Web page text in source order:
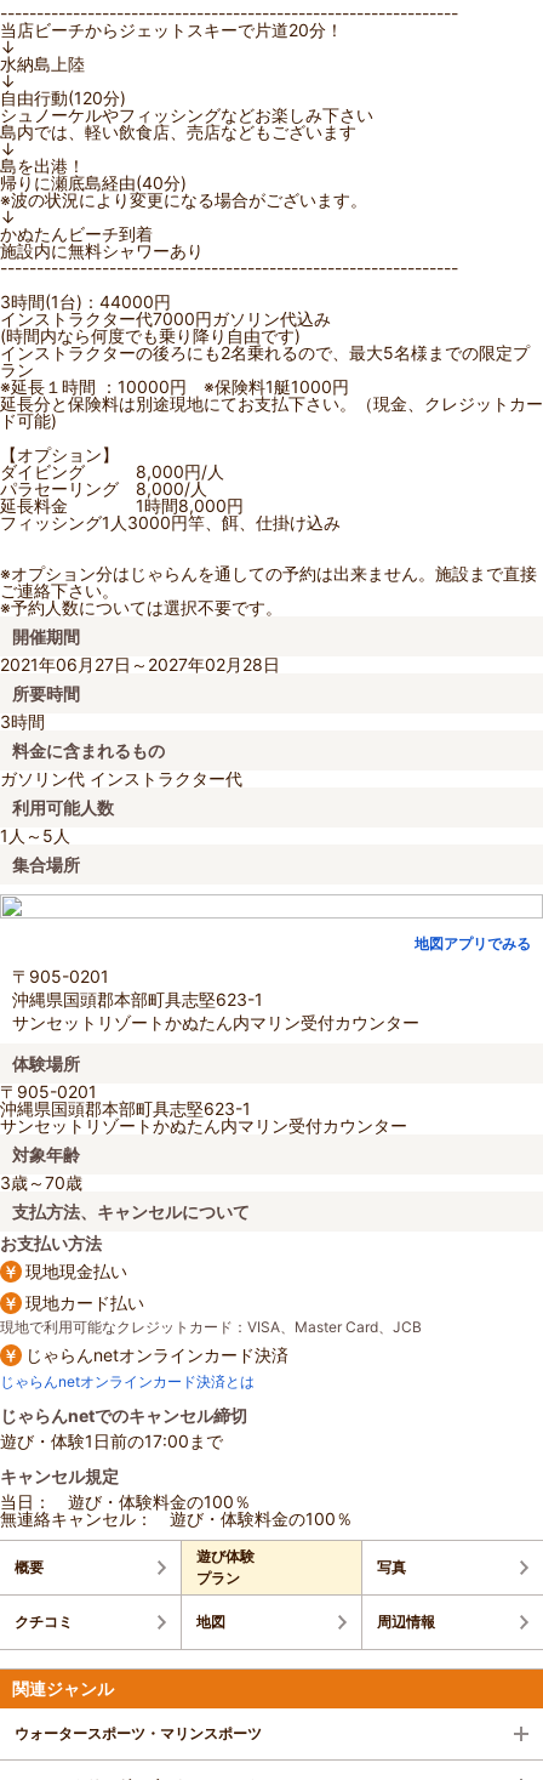
---------------------------------------------------------------
当店ビーチからジェットスキーで片道20分！
↓
水納島上陸
↓
自由行動(120分)
シュノーケルやフィッシングなどお楽しみ下さい
島内では、軽い飲食店、売店などもございます
↓
島を出港！
帰りに瀬底島経由(40分)
※波の状況により変更になる場合がございます。
↓
かぬたんビーチ到着
施設内に無料シャワーあり
---------------------------------------------------------------
3時間(1台)：44000円
インストラクター代7000円ガソリン代込み
(時間内なら何度でも乗り降り自由です)
インストラクターの後ろにも2名乗れるので、最大5名様までの限定プ
ラン
※延長１時間 ：10000円 ※保険料1艇1000円
延長分と保険料は別途現地にてお支払下さい。（現金、クレジットカー
ド可能)
【オプション】
ダイビング 8,000円/人
パラセーリング 8,000/人
延長料金 1時間8,000円
フィッシング1人3000円竿、餌、仕掛け込み
※オプション分はじゃらんを通しての予約は出来ません。施設まで直接
ご連絡下さい。
※予約人数については選択不要です。
開催期間
2021年06月27日～2027年02月28日
所要時間
3時間
料金に含まれるもの
ガソリン代 インストラクター代
利用可能人数
1人～5人
集合場所
地図アプリでみる
〒905-0201
沖縄県国頭郡本部町具志堅623-1
サンセットリゾートかぬたん内マリン受付カウンター
体験場所
〒905-0201
沖縄県国頭郡本部町具志堅623-1
サンセットリゾートかぬたん内マリン受付カウンター
対象年齢
3歳～70歳
支払方法、キャンセルについて
お支払い方法
現地現金払い
現地カード払い
現地で利用可能なクレジットカード：VISA、Master Card、JCB
じゃらんnetオンラインカード決済
じゃらんnetオンラインカード決済とは
じゃらんnetでのキャンセル締切
遊び・体験1日前の17:00まで
キャンセル規定
当日： 遊び・体験料金の100％
無連絡キャンセル： 遊び・体験料金の100％
概要
遊び体験
プラン
写真
クチコミ 地図 周辺情報
関連ジャンル
ウォータースポーツ・マリンスポーツ